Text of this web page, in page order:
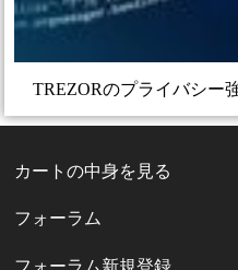
TREZORのプライバシー
カートの中身を見る
フォーラム
フォーラム新規登録